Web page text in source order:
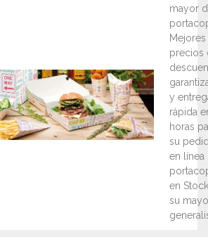
mayor
Mejores
precios
y
rápida
horas
su
en línea
en
su